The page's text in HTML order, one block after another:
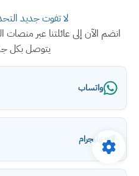
لا تفوت جديد
انضم الآن إلى عائلتنا عبر
يتوصل بكل
واتساب
تيليجرام